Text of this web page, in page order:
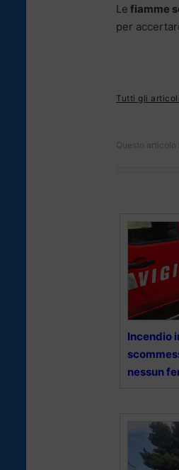
Le fiamme
per
Tutti gli
Questo
Incendio
nessun